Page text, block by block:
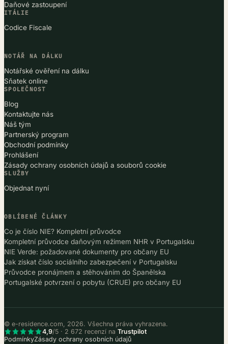
Daňové zastoupení
ITÁLIE
Codice Fiscale
NOTÁŘ NA DÁLKU
Notářské ověření na dálku
Sňatek online
SPOLEČNOST
Blog
Kontaktujte nás
Náš tým
Partnerský program
Obchodní podmínky
Prohlášení
Zásady ochrany osobních údajů a souborů cookie
SLUŽBY
Objednat nyní
OBLÍBENÉ ČLÁNKY
Co je číslo NIE? Kompletní průvodce
Kompletní průvodce daňovým režimem NHR v Portugalsku
NIE Verde: požadované dokumenty pro občany EU
Jak získat číslo sociálního zabezpečení v Portugalsku
Průvodce pronájmem a stěhováním do Španělska
Portugalské potvrzení o pobytu (CRUE) pro občany EU
© e-residence.com, 2026. Všechna práva vyhrazena.
4,9/5 · 2 672 recenzí na Trustpilot
PodmínkyZásady ochrany osobních údajů